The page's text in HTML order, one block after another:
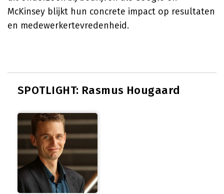
McKinsey blijkt hun concrete impact op resultaten
en medewerkertevredenheid.
SPOTLIGHT: Rasmus Hougaard